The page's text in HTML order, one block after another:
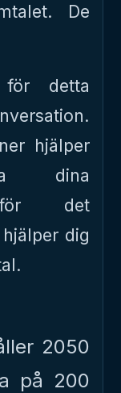
De
för detta
hjälper
dina
för det
dig
2050
på 200